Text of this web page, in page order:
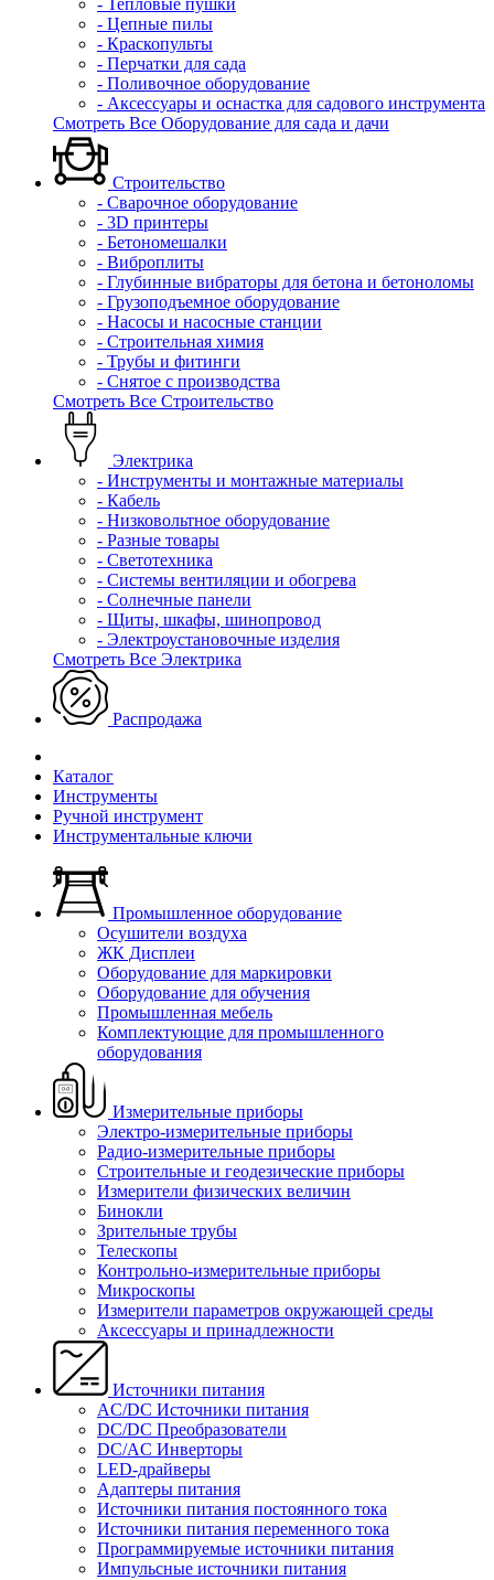
- Тепловые пушки
- Цепные пилы
- Краскопульты
- Перчатки для сада
- Поливочное оборудование
- Аксессуары и оснастка для садового инструмента
Смотреть Все Оборудование для сада и дачи
Строительство
- Сварочное оборудование
- 3D принтеры
- Бетономешалки
- Виброплиты
- Глубинные вибраторы для бетона и бетоноломы
- Грузоподъемное оборудование
- Насосы и насосные станции
- Строительная химия
- Трубы и фитинги
- Снятое с производства
Смотреть Все Строительство
Электрика
- Инструменты и монтажные материалы
- Кабель
- Низковольтное оборудование
- Разные товары
- Светотехника
- Системы вентиляции и обогрева
- Солнечные панели
- Щиты, шкафы, шинопровод
- Электроустановочные изделия
Смотреть Все Электрика
Распродажа
Каталог
Инструменты
Ручной инструмент
Инструментальные ключи
Промышленное оборудование
Осушители воздуха
ЖК Дисплеи
Оборудование для маркировки
Оборудование для обучения
Промышленная мебель
Комплектующие для промышленного
оборудования
Измерительные приборы
Электро-измерительные приборы
Радио-измерительные приборы
Строительные и геодезические приборы
Измерители физических величин
Бинокли
Зрительные трубы
Телескопы
Контрольно-измерительные приборы
Микроскопы
Измерители параметров окружающей среды
Аксессуары и принадлежности
Источники питания
AC/DC Источники питания
DC/DC Преобразователи
DC/AC Инверторы
LED-драйверы
Адаптеры питания
Источники питания постоянного тока
Источники питания переменного тока
Программируемые источники питания
Импульсные источники питания